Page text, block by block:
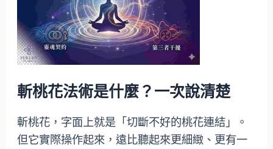
斬桃花法術是什麼？一次說清楚
斬桃花，字面上就是「切斷不好的桃花連結」。
但它實際操作起來，遠比聽起來更細緻、更有一